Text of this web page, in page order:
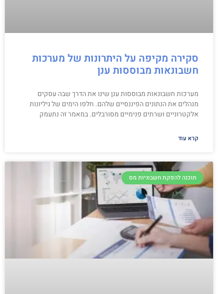
סקירה מקיפה על היתרונות של מערכות
חשבונאות מבוססות ענן
מערכות חשבונאות מבוססות ענן שינו את הדרך שבה עסקים
מנהלים את הנתונים הפיננסיים שלהם. חלפו הימים של גיליונות
אלקטרוניים ושרתים פנימיים מסורבלים. במאמר זה נתעמק
קרא עוד
תוכנה להפקת חשבוניות מס